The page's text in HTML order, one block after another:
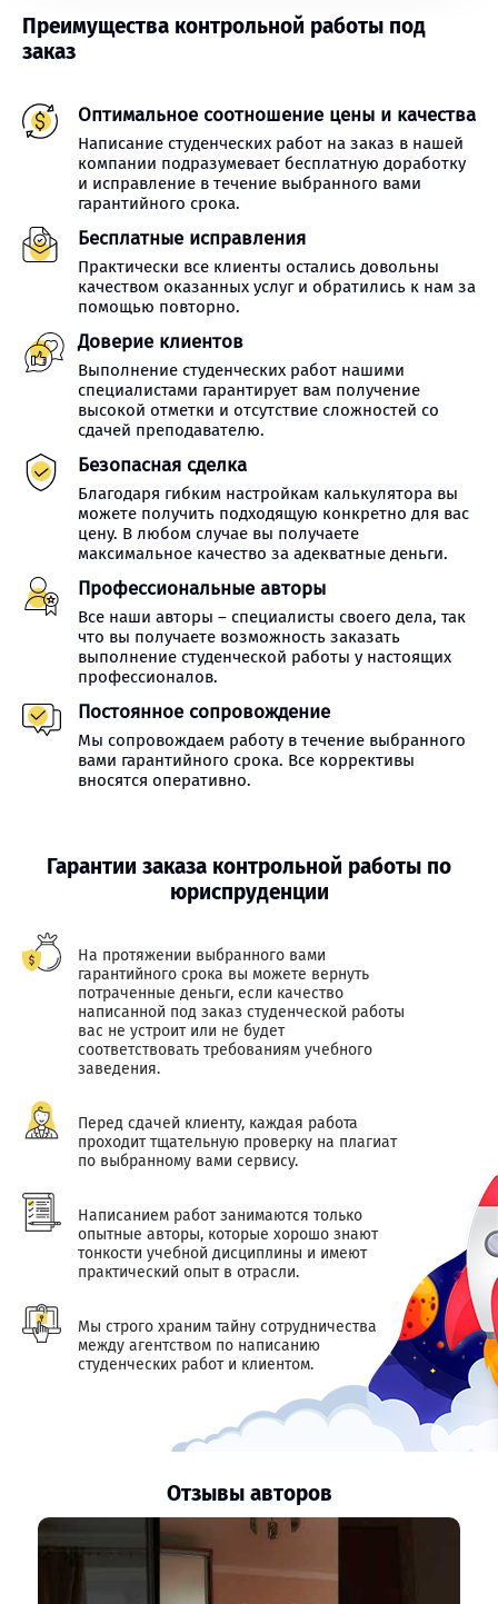
Преимущества контрольной работы под
заказ
Оптимальное соотношение цены и качества
Написание студенческих работ на заказ в нашей
компании подразумевает бесплатную доработку
и исправление в течение выбранного вами
гарантийного срока.
Бесплатные исправления
Практически все клиенты остались довольны
качеством оказанных услуг и обратились к нам за
помощью повторно.
Доверие клиентов
Выполнение студенческих работ нашими
специалистами гарантирует вам получение
высокой отметки и отсутствие сложностей со
сдачей преподавателю.
Безопасная сделка
Благодаря гибким настройкам калькулятора вы
можете получить подходящую конкретно для вас
цену. В любом случае вы получаете
максимальное качество за адекватные деньги.
Профессиональные авторы
Все наши авторы – специалисты своего дела, так
что вы получаете возможность заказать
выполнение студенческой работы у настоящих
профессионалов.
Постоянное сопровождение
Мы сопровождаем работу в течение выбранного
вами гарантийного срока. Все коррективы
вносятся оперативно.
Гарантии заказа контрольной работы по
юриспруденции
На протяжении выбранного вами
гарантийного срока вы можете вернуть
потраченные деньги, если качество
написанной под заказ студенческой работы
вас не устроит или не будет
соответствовать требованиям учебного
заведения.
Перед сдачей клиенту, каждая работа
проходит тщательную проверку на плагиат
по выбранному вами сервису.
Написанием работ занимаются только
опытные авторы, которые хорошо знают
тонкости учебной дисциплины и имеют
практический опыт в отрасли.
Мы строго храним тайну сотрудничества
между агентством по написанию
студенческих работ и клиентом.
Отзывы авторов